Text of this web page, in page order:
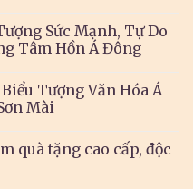
Sức Mạnh, Tự Do
Tâm Hồn Á Đông
Tượng Văn Hóa Á
Mài
quà tặng cao cấp, độc